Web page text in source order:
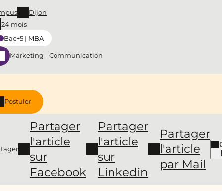
Postuler
Partager
l'article
sur
Facebook
Partager
l'article
sur
Linkedin
Partager
l'article
par Mail
Dijon
24 mois
Bac+5 | MBA
Marketing - Communication